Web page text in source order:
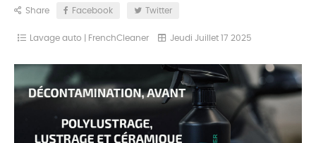
Share Facebook Twitter
Lavage auto | FrenchCleaner Jeudi Juillet 17 2025